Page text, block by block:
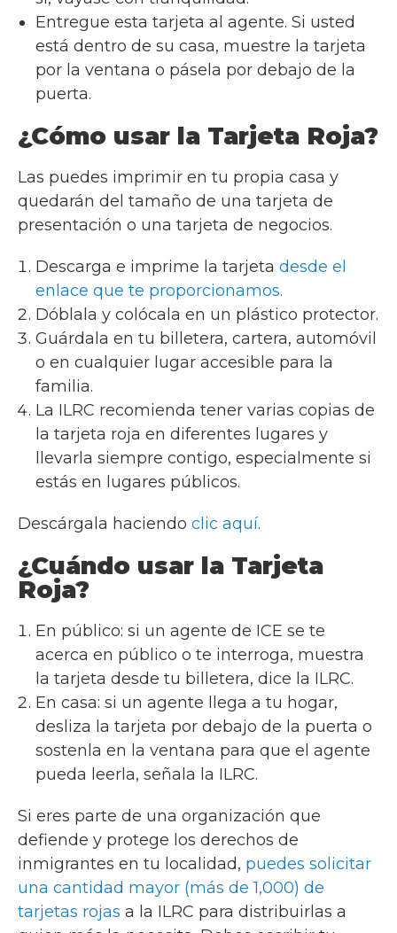
Entregue esta tarjeta al agente. Si usted
está dentro de su casa, muestre la tarjeta
por la ventana o pásela por debajo de la
puerta.
¿Cómo usar la Tarjeta Roja?
Las puedes imprimir en tu propia casa y
quedarán del tamaño de una tarjeta de
presentación o una tarjeta de negocios.
Descarga e imprime la tarjeta desde el
enlace que te proporcionamos.
Dóblala y colócala en un plástico protector.
Guárdala en tu billetera, cartera, automóvil
o en cualquier lugar accesible para la
familia.
La ILRC recomienda tener varias copias de
la tarjeta roja en diferentes lugares y
llevarla siempre contigo, especialmente si
estás en lugares públicos.
Descárgala haciendo clic aquí.
¿Cuándo usar la Tarjeta
Roja?
En público: si un agente de ICE se te
acerca en público o te interroga, muestra
la tarjeta desde tu billetera, dice la ILRC.
En casa: si un agente llega a tu hogar,
desliza la tarjeta por debajo de la puerta o
sostenla en la ventana para que el agente
pueda leerla, señala la ILRC.
Si eres parte de una organización que
defiende y protege los derechos de
inmigrantes en tu localidad, puedes solicitar
una cantidad mayor (más de 1,000) de
tarjetas rojas a la ILRC para distribuirlas a